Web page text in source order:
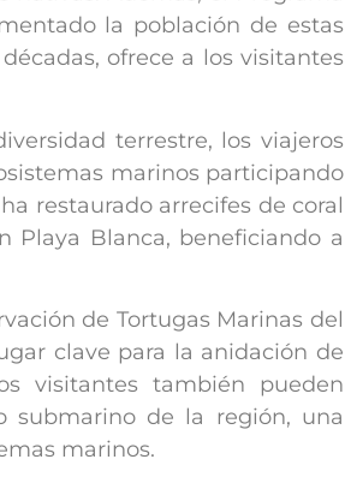
la población de estas
ofrece a los visitantes
terrestre, los viajeros
marinos participando
restaurado arrecifes de coral
Playa Blanca, beneficiando a
de Tortugas Marinas del
clave para la anidación de
visitantes también pueden
submarino de la región, una
marinos.